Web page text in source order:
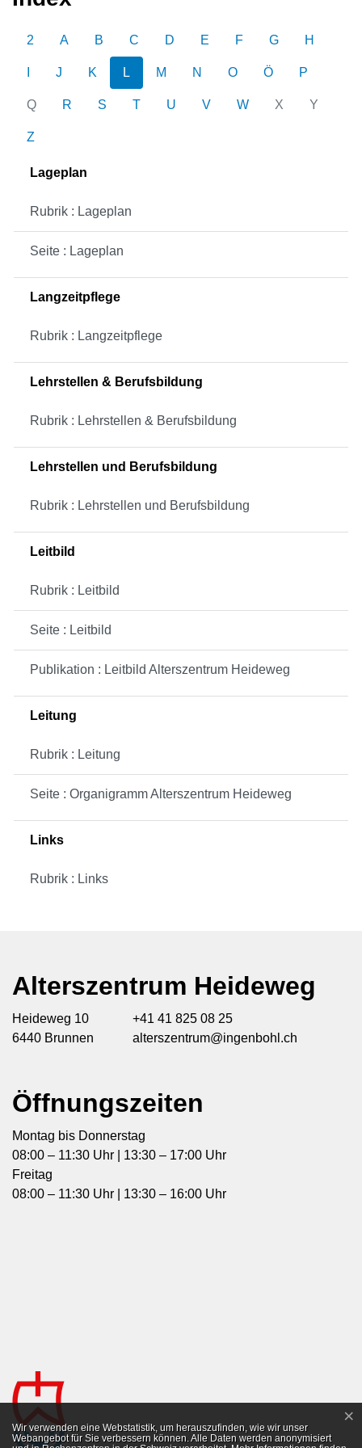
2 A B C D E F G H
J K L M N O Ö P
Q R S T U V W X Y
Z
Lageplan
Rubrik : Lageplan
Seite : Lageplan
Langzeitpflege
Rubrik : Langzeitpflege
Lehrstellen & Berufsbildung
Rubrik : Lehrstellen & Berufsbildung
Lehrstellen und Berufsbildung
Rubrik : Lehrstellen und Berufsbildung
Leitbild
Rubrik : Leitbild
Seite : Leitbild
Publikation : Leitbild Alterszentrum Heideweg
Leitung
Rubrik : Leitung
Seite : Organigramm Alterszentrum Heideweg
Links
Rubrik : Links
Alterszentrum Heideweg
Heideweg 10
6440 Brunnen
+41 41 825 08 25
alterszentrum@ingenbohl.ch
Öffnungszeiten
Montag bis Donnerstag
08:00 – 11:30 Uhr | 13:30 – 17:00 Uhr
Freitag
08:00 – 11:30 Uhr | 13:30 – 16:00 Uhr
Webstatistik
Wir verwenden eine Webstatistik, um herauszufinden, wie wir unser
Webangebot für Sie verbessern können. Alle Daten werden anonymisiert
×